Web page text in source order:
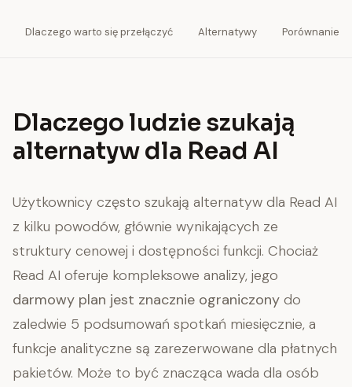
Dlaczego warto się przełączyć Alternatywy Porównanie
Dlaczego ludzie szukają
alternatyw dla Read AI
Użytkownicy często szukają alternatyw dla Read AI
z kilku powodów, głównie wynikających ze
struktury cenowej i dostępności funkcji. Chociaż
Read AI oferuje kompleksowe analizy, jego
darmowy plan jest znacznie ograniczony do
zaledwie 5 podsumowań spotkań miesięcznie, a
funkcje analityczne są zarezerwowane dla płatnych
pakietów. Może to być znacząca wada dla osób